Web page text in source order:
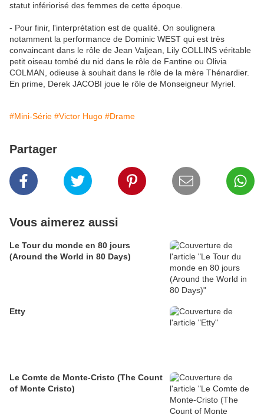
statut infériorisé des femmes de cette époque.
- Pour finir, l'interprétation est de qualité. On soulignera
notamment la performance de Dominic WEST qui est très
convaincant dans le rôle de Jean Valjean, Lily COLLINS véritable
petit oiseau tombé du nid dans le rôle de Fantine ou Olivia
COLMAN, odieuse à souhait dans le rôle de la mère Thénardier.
En prime, Derek JACOBI joue le rôle de Monseigneur Myriel.
#Mini-Série #Victor Hugo #Drame
Partager
Vous aimerez aussi
Le Tour du monde en 80 jours
(Around the World in 80 Days)
Etty
Le Comte de Monte-Cristo (The Count
of Monte Cristo)